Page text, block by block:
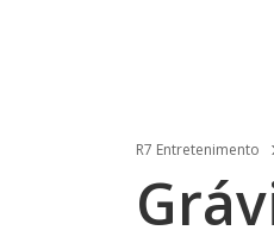
R7 Entretenimento